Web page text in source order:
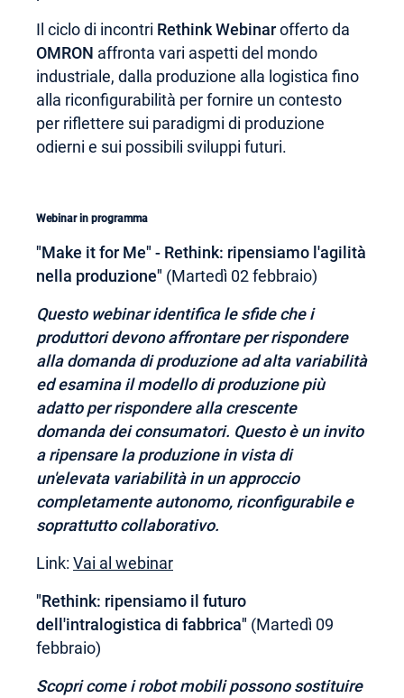
Il ciclo di incontri Rethink Webinarofferto da
OMRON affronta vari aspetti del mondo
industriale, dalla produzione alla logistica fino
alla riconfigurabilità per fornire un contesto
per riflettere sui paradigmi di produzione
odierni e sui possibili sviluppi futuri.
Webinar in programma
"Make it for Me" - Rethink: ripensiamo l'agilità
nella produzione" (Martedì 02 febbraio)
Questo webinar identifica le sfide che i
produttori devono affrontare per rispondere
alla domanda di produzione ad alta variabilità
ed esamina il modello di produzione più
adatto per rispondere alla crescente
domanda dei consumatori. Questo è un invito
a ripensare la produzione in vista di
un'elevata variabilità in un approccio
completamente autonomo, riconfigurabile e
soprattutto collaborativo.
Link: Vai al webinar
"Rethink: ripensiamo il futuro
dell'intralogistica di fabbrica" (Martedì 09
febbraio)
Scopri come i robot mobili possono sostituire